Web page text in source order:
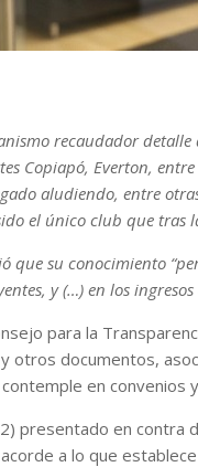
recaudador
Copiapó, Everton,
aludiendo, entre
el único club que tras
que su conocimiento
y (…) en los ingresos
para la
otros documentos,
en convenios
presentado en contra
a lo que